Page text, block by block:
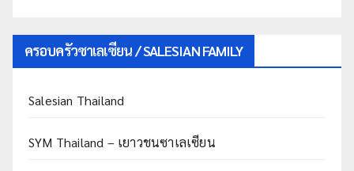
ครอบครัวซาเลเซียน / SALESIAN FAMILY
Salesian Thailand
SYM Thailand – เยาวชนซาเลเซียน